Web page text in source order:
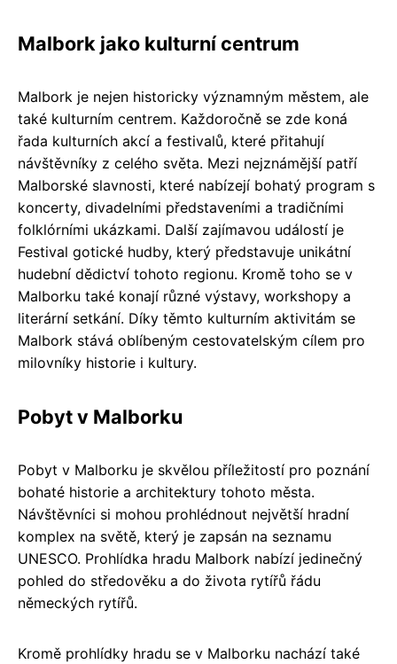
Malbork jako kulturní centrum
Malbork je nejen historicky významným městem, ale
také kulturním centrem. Každoročně se zde koná
řada kulturních akcí a festivalů, které přitahují
návštěvníky z celého světa. Mezi nejznámější patří
Malborské slavnosti, které nabízejí bohatý program s
koncerty, divadelními představeními a tradičními
folklórními ukázkami. Další zajímavou událostí je
Festival gotické hudby, který představuje unikátní
hudební dědictví tohoto regionu. Kromě toho se v
Malborku také konají různé výstavy, workshopy a
literární setkání. Díky těmto kulturním aktivitám se
Malbork stává oblíbeným cestovatelským cílem pro
milovníky historie i kultury.
Pobyt v Malborku
Pobyt v Malborku je skvělou příležitostí pro poznání
bohaté historie a architektury tohoto města.
Návštěvníci si mohou prohlédnout největší hradní
komplex na světě, který je zapsán na seznamu
UNESCO. Prohlídka hradu Malbork nabízí jedinečný
pohled do středověku a do života rytířů řádu
německých rytířů.
Kromě prohlídky hradu se v Malborku nachází také